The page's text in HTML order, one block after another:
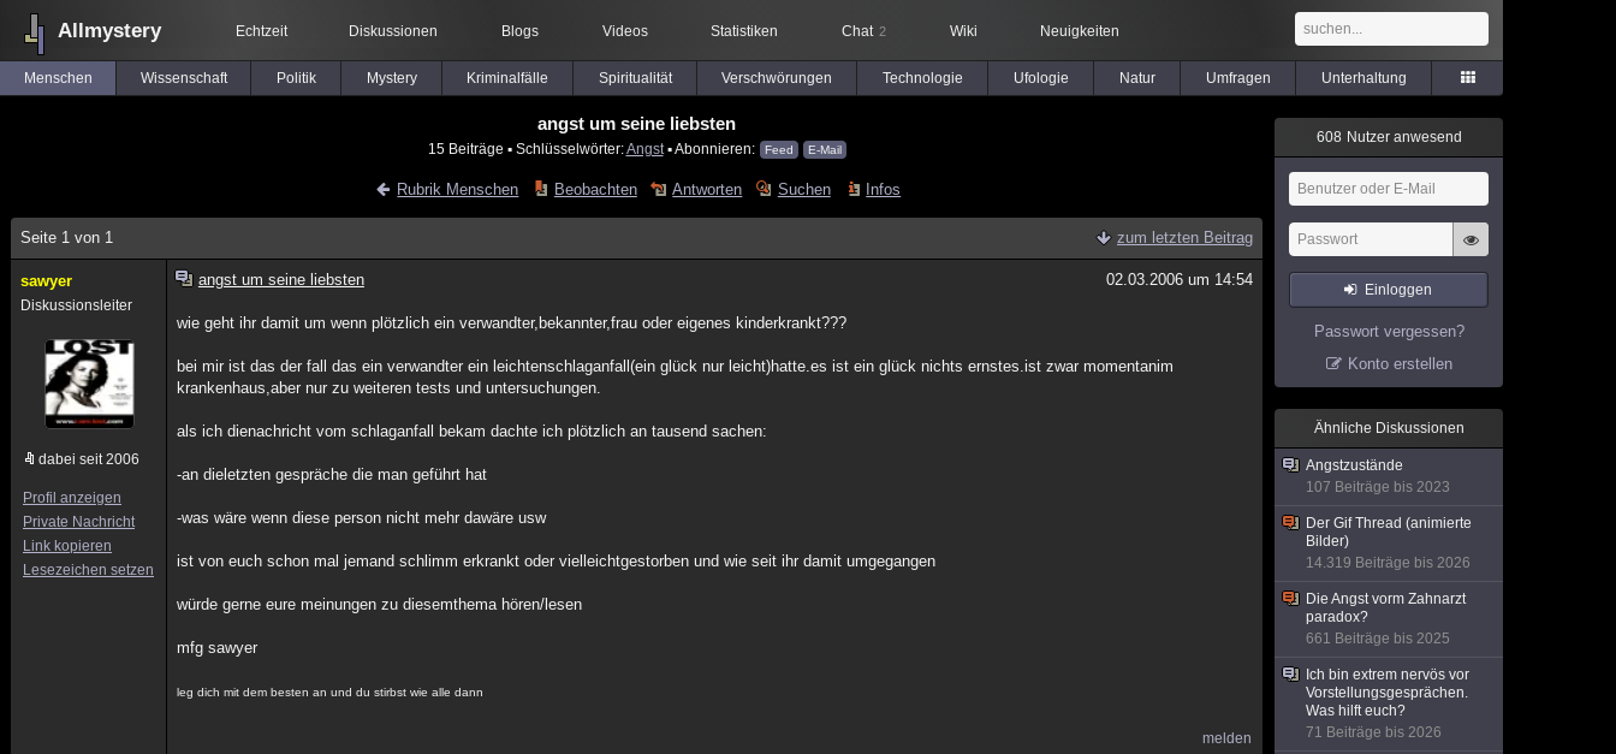
Allmystery Echtzeit Diskussionen Blogs Videos Statistiken Chat 2 Wiki Neuigkeiten
Menschen Wissenschaft Politik Mystery Kriminalfälle Spiritualität Verschwörungen Technologie Ufologie Natur Umfragen Unterhaltung
angst um seine liebsten
15 Beiträge ▪ Schlüsselwörter:Angst▪ Abonnieren: Feed E-Mail
Rubrik Menschen Beobachten Antworten Suchen Infos
Seite 1 von 1 zum letzten Beitrag
sawyer
Diskussionsleiter
dabei seit 2006
Profil anzeigen
Private Nachricht
Link kopieren
Lesezeichen setzen
angst um seine liebsten 02.03.2006 um 14:54
wie geht ihr damit um wenn plötzlich ein verwandter,bekannter,frau oder eigenes kinderkrankt???
bei mir ist das der fall das ein verwandter ein leichtenschlaganfall(ein glück nur leicht)hatte.es ist ein glück nichts ernstes.ist zwar momentanim
krankenhaus,aber nur zu weiteren tests und untersuchungen.
als ich dienachricht vom schlaganfall bekam dachte ich plötzlich an tausend sachen:
-an dieletzten gespräche die man geführt hat
-was wäre wenn diese person nicht mehr dawäre usw
ist von euch schon mal jemand schlimm erkrankt oder vielleichtgestorben und wie seit ihr damit umgegangen
würde gerne eure meinungen zu diesemthema hören/lesen
mfg sawyer
leg dich mit dem besten an und du stirbst wie alle dann
melden
608 Nutzer anwesend
Einloggen
Passwort vergessen?
Konto erstellen
Ähnliche Diskussionen
Angstzustände
107 Beiträge bis 2023
Der Gif Thread (animierte
Bilder)
14.319 Beiträge bis 2026
Die Angst vorm Zahnarzt
paradox?
661 Beiträge bis 2025
Ich bin extrem nervös vor
Vorstellungsgesprächen.
Was hilft euch?
71 Beiträge bis 2026